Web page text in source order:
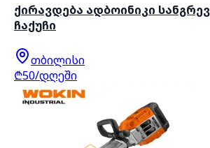
ქირავდება ადბოინიკი
ჩაქუჩი
თბილისი
₾50/დღეში